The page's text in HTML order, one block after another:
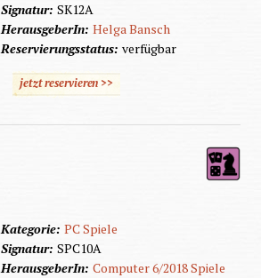
Signatur:SK12A
HerausgeberIn:Helga Bansch
Reservierungsstatus:verfügbar
jetzt reservieren >>
Kategorie:PC Spiele
Signatur:SPC10A
HerausgeberIn:Computer 6/2018 Spiele